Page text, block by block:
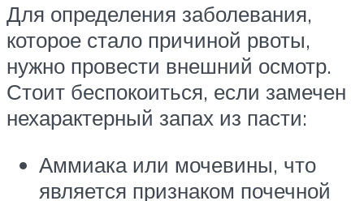
Для определения заболевания,
которое стало причиной рвоты,
нужно провести внешний осмотр.
Стоит беспокоиться, если замечен
нехарактерный запах из пасти:
Аммиака или мочевины, что
является признаком почечной